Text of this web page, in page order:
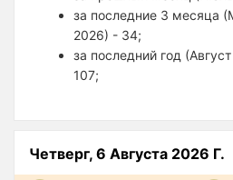
за последние 3 месяца
2026) - 34;
за последний год
107;
Четверг, 6 Августа 2026 Г.